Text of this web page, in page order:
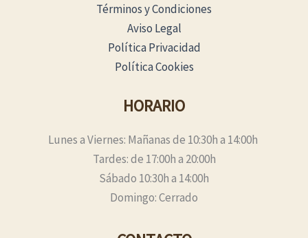
Términos y Condiciones
Aviso Legal
Política Privacidad
Política Cookies
HORARIO
Lunes a Viernes: Mañanas de 10:30h a 14:00h
Tardes: de 17:00h a 20:00h
Sábado 10:30h a 14:00h
Domingo: Cerrado